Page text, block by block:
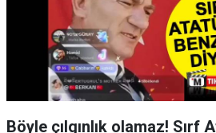
Böyle çılgınlık olamaz! Sırf